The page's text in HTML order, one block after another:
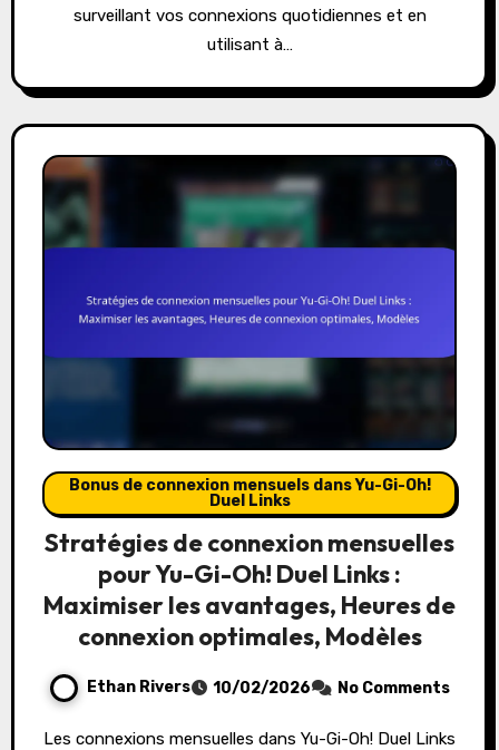
surveillant vos connexions quotidiennes et en
utilisant à…
Bonus de connexion mensuels dans Yu-Gi-Oh!
Duel Links
Stratégies de connexion mensuelles
pour Yu-Gi-Oh! Duel Links :
Maximiser les avantages, Heures de
connexion optimales, Modèles
Ethan Rivers 10/02/2026 No Comments
Les connexions mensuelles dans Yu-Gi-Oh! Duel Links